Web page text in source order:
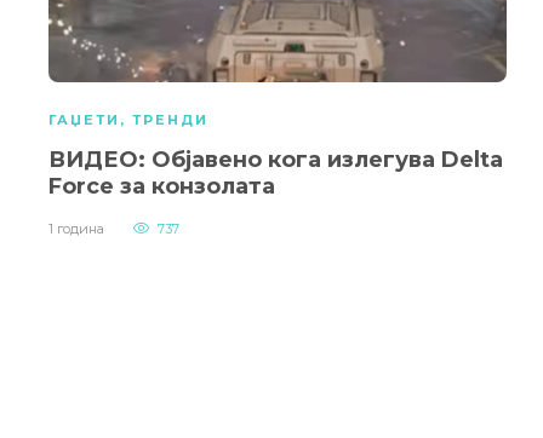
ГАЏЕТИ , ТРЕНДИ
ВИДЕО: Објавено кога излегува Delta
Force за конзолата
1 година 737